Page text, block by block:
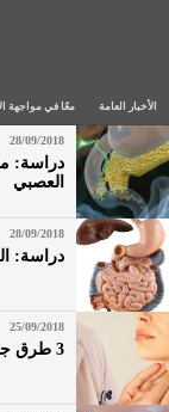
الأخبار العامة معًا في مواجهة
28/09/2018
دراسة:
العصبي
28/09/2018
دراسة:
25/09/2018
3 طرق جديدة لاستئصال الغدة الدرقية بأمان وفعالية